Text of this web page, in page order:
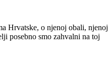
Hrvatske, o njenoj obali, njenoj
posebno smo zahvalni na toj